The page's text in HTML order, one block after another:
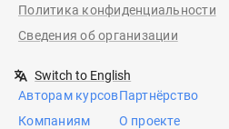
Политика конфиденциальности
Сведения об организации
Switch to English
Авторам курсов
Компаниям
Партнёрство
О проекте